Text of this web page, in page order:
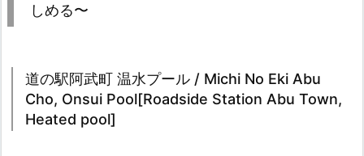
しめる〜
道の駅阿武町 温水プール / Michi No Eki Abu
Cho, Onsui Pool[Roadside Station Abu Town,
Heated pool]